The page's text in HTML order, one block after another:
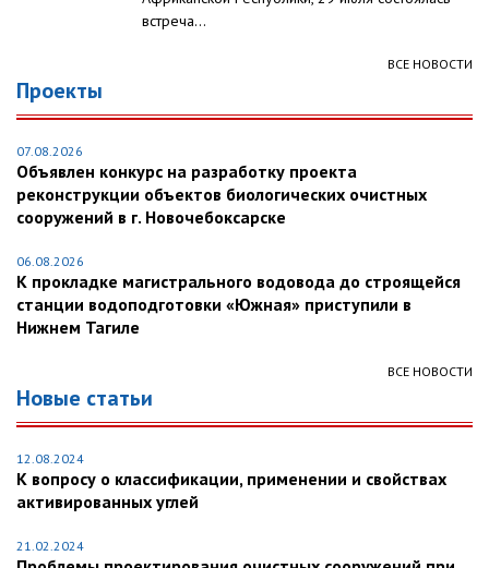
встреча...
ВСЕ НОВОСТИ
Проекты
07.08.2026
Объявлен конкурс на разработку проекта
реконструкции объектов биологических очистных
сооружений в г. Новочебоксарске
06.08.2026
К прокладке магистрального водовода до строящейся
станции водоподготовки «Южная» приступили в
Нижнем Тагиле
ВСЕ НОВОСТИ
Новые статьи
12.08.2024
К вопросу о классификации, применении и свойствах
активированных углей
21.02.2024